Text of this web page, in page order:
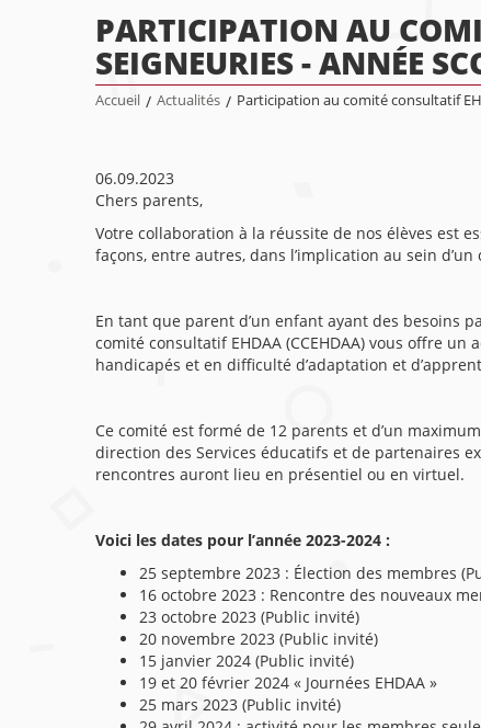
PARTICIPATION AU
SEIGNEURIES - ANNÉE
Accueil / Actualités / Participation au comité consultatif
06.09.2023
Chers parents,
Votre collaboration à la réussite de nos élèves est
façons, entre autres, dans l’implication au sein d’un
En tant que parent d’un enfant ayant des besoins
comité consultatif EHDAA (CCEHDAA) vous offre
handicapés et en difficulté d’adaptation et
Ce comité est formé de 12 parents et d’un
direction des Services éducatifs et de partenaires
rencontres auront lieu en présentiel ou en virtuel.
Voici les dates pour l’année 2023-2024 :
25 septembre 2023 : Élection des membres
16 octobre 2023 : Rencontre des nouveaux
23 octobre 2023 (Public invité)
20 novembre 2023 (Public invité)
15 janvier 2024 (Public invité)
19 et 20 février 2024 « Journées EHDAA »
25 mars 2023 (Public invité)